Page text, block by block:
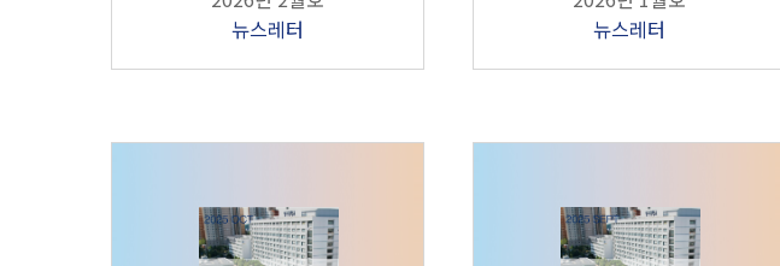
뉴스레터
뉴스레터